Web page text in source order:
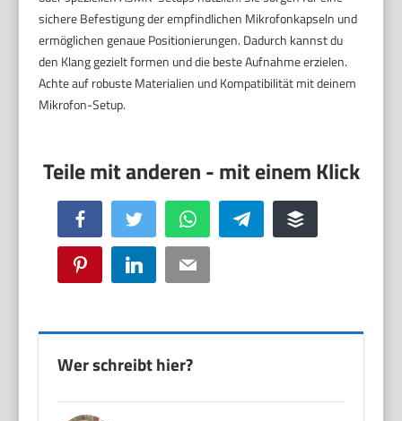
sichere Befestigung der empfindlichen Mikrofonkapseln und
ermöglichen genaue Positionierungen. Dadurch kannst du
den Klang gezielt formen und die beste Aufnahme erzielen.
Achte auf robuste Materialien und Kompatibilität mit deinem
Mikrofon-Setup.
Facebook Twitter WhatsApp Telegram Buffer
Pinterest LinkedIn Email
Wer schreibt hier?